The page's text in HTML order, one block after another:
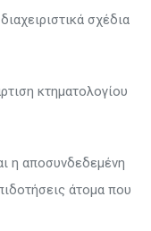
σχέδια
κτηματολογίου
η αποσυνδεδεμένη
άτομα που